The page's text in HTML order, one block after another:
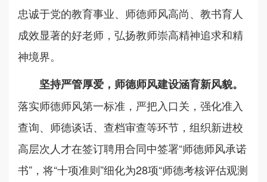
忠诚于党的教育事业、师德师风高尚、教书育人
成效显著的好老师，弘扬教师崇高精神追求和精
神境界。
坚持严管厚爱，师德师风建设涵育新风貌。
落实师德师风第一标准，严把入口关，强化准入
查询、师德谈话、查档审查等环节，组织新进校
高层次人才在签订聘用合同中签署“师德师风承诺
书”，将“十项准则”细化为28项“师德考核评估观测